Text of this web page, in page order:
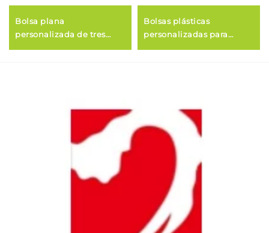
Bolsa plana
personalizada de tres
Bolsas plásticas
personalizadas para